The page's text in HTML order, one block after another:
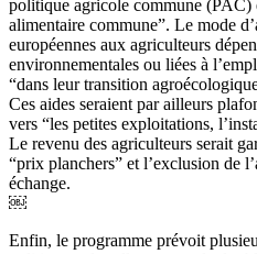
politique agricole commune (PAC)
alimentaire commune”. Le mode
européennes aux agriculteurs
environnementales ou liées à
“dans leur transition
Ces aides seraient par ailleurs
vers “les petites exploitations,
Le revenu des agriculteurs serait
“prix planchers” et l’exclusion de
échange.
￼
Enfin, le programme prévoit